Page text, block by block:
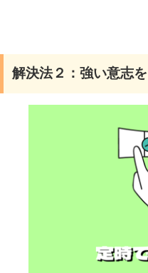
解決法２：強い意志